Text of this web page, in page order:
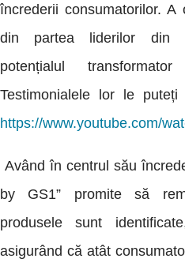
încrederii consumatorilor.
din partea liderilor din
potențialul
Testimonialele lor le
https://www.youtube.com/
Având în centrul său
by GS1” promite să
produsele sunt
asigurând că atât